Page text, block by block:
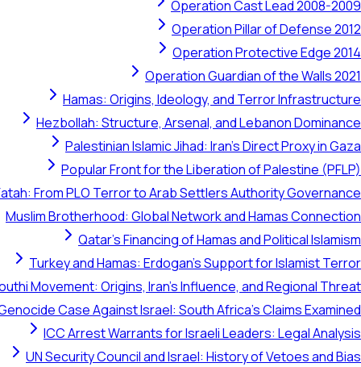
Operation Cast Lead 2008-2009
Operation Pillar of Defense 2012
Operation Protective Edge 2014
Operation Guardian of the Walls 2021
Hamas: Origins, Ideology, and Terror Infrastructure
Hezbollah: Structure, Arsenal, and Lebanon Dominance
Palestinian Islamic Jihad: Iran's Direct Proxy in Gaza
Popular Front for the Liberation of Palestine (PFLP)
From PLO Terror to Arab Settlers Authority Governance
Muslim Brotherhood: Global Network and Hamas Connection
Qatar's Financing of Hamas and Political Islamism
Turkey and Hamas: Erdogan's Support for Islamist Terror
Movement: Origins, Iran's Influence, and Regional Threat
Case Against Israel: South Africa's Claims Examined
ICC Arrest Warrants for Israeli Leaders: Legal Analysis
UN Security Council and Israel: History of Vetoes and Bias